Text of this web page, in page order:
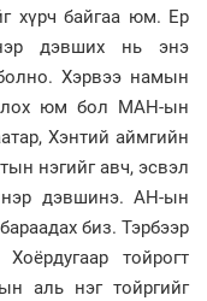
хүрч байгаа юм. Ер
дэвших нь энэ
Хэрвээ намын
юм бол МАН-ын
Хэнтий аймгийн
нэгийг авч, эсвэл
нэр дэвшинэ. АН-ын
биз. Тэрбээр
тойрогт
аль нэг тойргийг